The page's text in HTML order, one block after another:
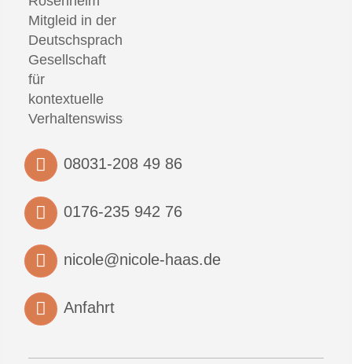
08031-208 49 86
0176-235 942 76
nicole@nicole-haas.de
Anfahrt